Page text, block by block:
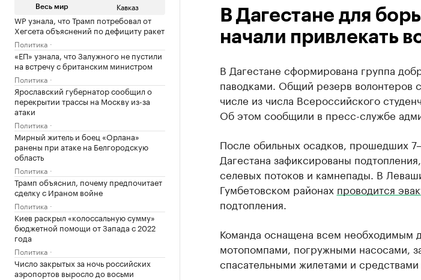
Весь мир Кавказ
WP узнала, что Трамп потребовал от
Хегсета объяснений по дефициту ракет
Политика
«ЕП» узнала, что Залужного не пустили
на встречу с британским министром
Политика
Ярославский губернатор сообщил о
перекрытии трассы на Москву из-за
атаки
Политика
Мирный житель и боец «Орлана»
ранены при атаке на Белгородскую
область
Политика
Трамп объяснил, почему предпочитает
сделку с Ираном войне
Политика
Киев раскрыл «колоссальную сумму»
бюджетной помощи от Запада с 2022
года
Политика
Число закрытых за ночь российских
аэропортов выросло до восьми
В Дагестане для
начали привлекать
В Дагестане сформирована группа
паводками. Общий резерв волонтеров
числе из числа Всероссийского
Об этом сообщили в пресс-службе
После обильных осадков, прошедших
Дагестана зафиксированы
селевых потоков и камнепады. В
Гумбетовском районах проводится
подтопления.
Команда оснащена всем необходимым
мотопомпами, погружными насосами,
спасательными жилетами и